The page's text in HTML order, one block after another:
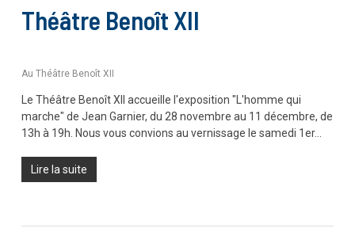
Théâtre Benoît XII
Au Théâtre Benoît XII
Le Théâtre Benoît XII accueille l'exposition "L'homme qui
marche" de Jean Garnier, du 28 novembre au 11 décembre, de
13h à 19h. Nous vous convions au vernissage le samedi 1er…
Lire la suite